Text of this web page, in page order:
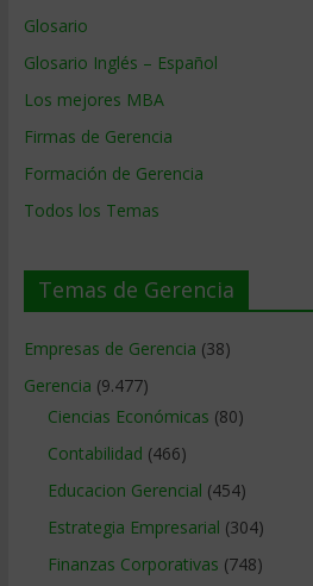
Glosario
Glosario Inglés – Español
Los mejores MBA
Firmas de Gerencia
Formación de Gerencia
Todos los Temas
Temas de Gerencia
Empresas de Gerencia (38)
Gerencia (9.477)
Ciencias Económicas (80)
Contabilidad (466)
Educacion Gerencial (454)
Estrategia Empresarial (304)
Finanzas Corporativas (748)